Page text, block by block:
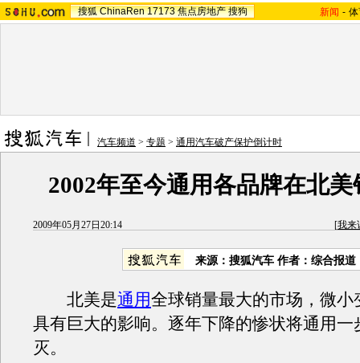
搜狐 ChinaRen 17173 焦点房地产 搜狗 新闻 -
汽车频道 > 专题 > 通用汽车破产保护倒计时
2002年至今通用各品牌在北
2009年05月27日20:14 [我来
来源： 搜狐汽车 作者：综合报道
北美是通用全球销量最大的市场，微小
具有巨大的影响。逐年下降的惨状将通用一
灭。